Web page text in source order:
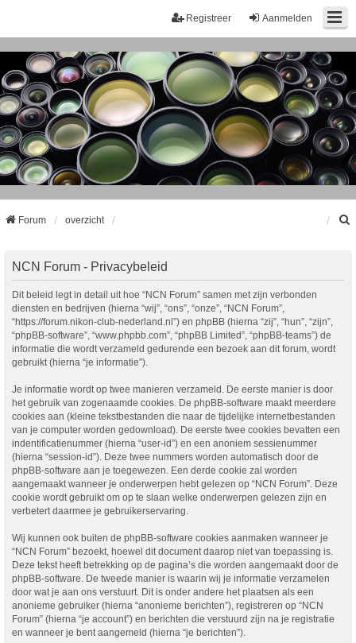
Aanmelden
Registreer
Forum overzicht
NCN Forum - Privacybeleid
Dit beleid legt in detail uit hoe “NCN Forum” samen met zijn verbonden
diensten en bedrijven (hierna “wij”, “ons”, “onze”, “NCN Forum”,
“https://forum.nikon-club-nederland.nl”) en phpBB (hierna “zij”, “hun”, “zijn”,
“phpBB-software”, “www.phpbb.com”, “phpBB Limited”, “phpBB-teams”) de
informatie die wordt verzameld gedurende een bezoek aan dit forum, wordt
gebruikt (hierna “je informatie”).
Je informatie wordt op twee manieren verzameld. De eerste manier is door
het gebruik van zogenaamde cookies. De phpBB-software maakt meerdere
cookies aan (kleine tekstbestanden die naar de tijdelijke internetbestanden
van je computer worden gedownload). De eerste twee cookies bevatten een
indentificatienummer (hierna “user-id”) en een anoniem sessienummer
(hierna “session-id”). Deze twee nummers worden automatisch door de
phpBB-software aan je toegewezen. Een derde cookie zal worden
aangemaakt wanneer je onderwerpen hebt gelezen op “NCN Forum”. Deze
cookie wordt gebruikt om op te slaan welke onderwerpen gelezen zijn en
verbetert daarmee je gebruikerservaring.
Wij kunnen ook buiten de phpBB-software cookies aanmaken wanneer je
“NCN Forum” bezoekt, hoewel dit document daarop niet van toepassing is.
Deze tekst heeft betrekking op de pagina’s die worden aangemaakt door de
phpBB-software. De tweede manier is waarin wij je informatie verzamelen
door wat je aan ons verstuurt. Dit is onder andere het plaatsen als een
anonieme gebruiker (hierna “anonieme berichten”), registreren op “NCN
Forum” (hierna “je account”) en berichten die verstuurd zijn na je registratie
en wanneer je bent aangemeld (hierna “je berichten”).